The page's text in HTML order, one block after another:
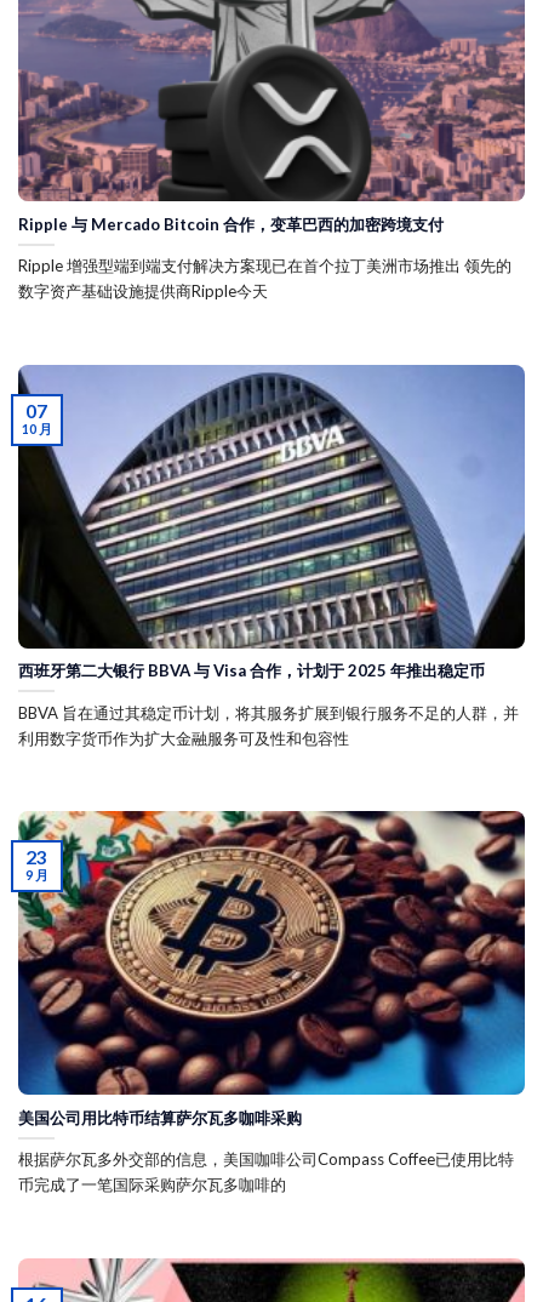
Ripple 与 Mercado Bitcoin 合作，变革巴西的加密跨境支付
Ripple 增强型端到端支付解决方案现已在首个拉丁美洲市场推出 领先的
数字资产基础设施提供商Ripple今天
西班牙第二大银行 BBVA 与 Visa 合作，计划于 2025 年推出稳定币
BBVA 旨在通过其稳定币计划，将其服务扩展到银行服务不足的人群，并
利用数字货币作为扩大金融服务可及性和包容性
07
10 月
美国公司用比特币结算萨尔瓦多咖啡采购
根据萨尔瓦多外交部的信息，美国咖啡公司Compass Coffee已使用比特
币完成了一笔国际采购萨尔瓦多咖啡的
23
9 月